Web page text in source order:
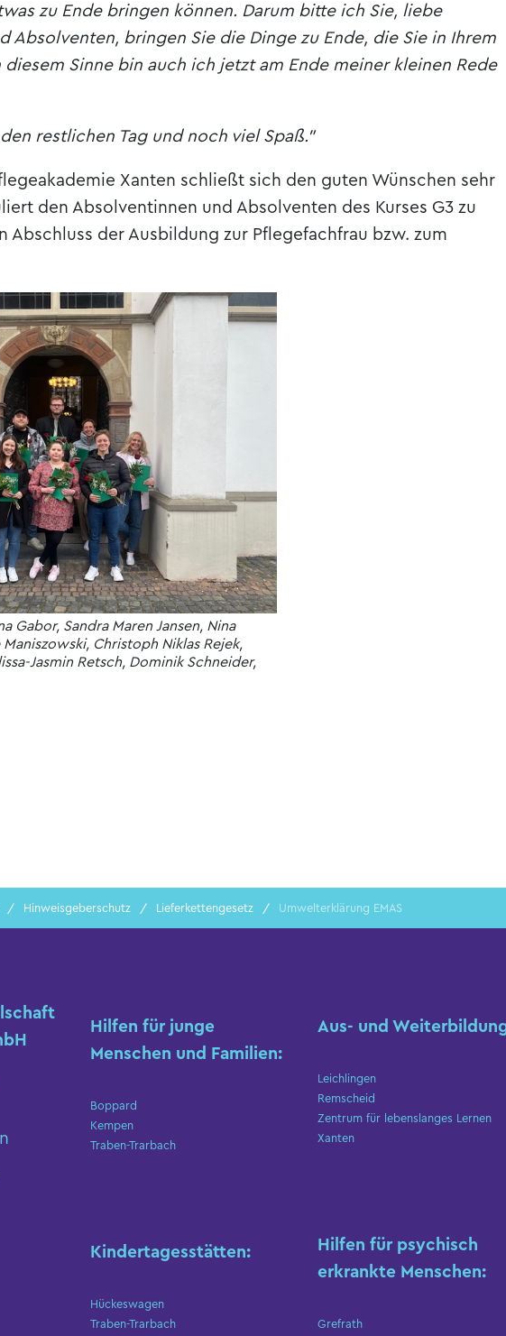
zu Ende bringen können. Darum bitte ich Sie, liebe
Absolventen, bringen Sie die Dinge zu Ende, die Sie in Ihrem
diesem Sinne bin auch ich jetzt am Ende meiner kleinen Rede
restlichen Tag und noch viel Spaß."
Xanten schließt sich den guten Wünschen sehr
den Absolventinnen und Absolventen des Kurses G3 zu
Abschluss der Ausbildung zur Pflegefachfrau bzw. zum
Gabor, Sandra Maren Jansen, Nina
Christoph Niklas Rejek,
Jasmin Retsch, Dominik Schneider,
Hinweisgeberschutz Lieferkettengesetz Umwelterklärung EMAS
Hilfen für junge
Menschen und Familien:
Boppard
Kempen
Traben-Trarbach
Kindertagesstätten:
Hückeswagen
Traben-Trarbach
Aus- und
Leichlingen
Remscheid
Zentrum für lebenslanges Lernen
Xanten
Hilfen für psychisch
erkrankte Menschen:
Grefrath